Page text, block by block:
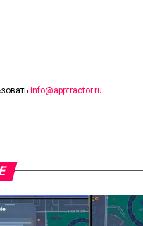
info@apptractor.ru